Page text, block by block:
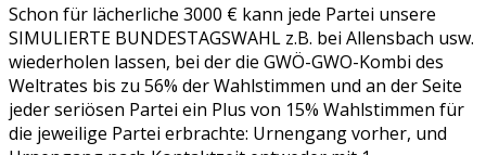
Schon für lächerliche 3000 € kann jede Partei unsere
SIMULIERTE BUNDESTAGSWAHL z.B. bei Allensbach usw.
wiederholen lassen, bei der die GWÖ-GWO-Kombi des
Weltrates bis zu 56% der Wahlstimmen und an der Seite
jeder seriösen Partei ein Plus von 15% Wahlstimmen für
die jeweilige Partei erbrachte: Urnengang vorher, und